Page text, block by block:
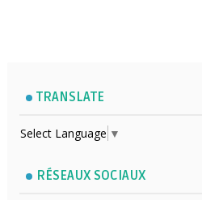
TRANSLATE
Select Language ▼
RÉSEAUX SOCIAUX